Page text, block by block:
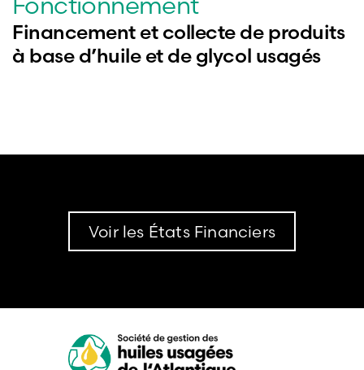
Financement et collecte de produits
à base d’huile et de glycol usagés
Voir les États Financiers